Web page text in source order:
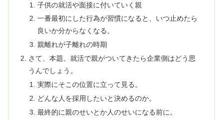
子供の就活や面接に付いていく親
一番最初にした行為が習慣になると、いつ止めたら
良いか分からなくなる。
親離れが子離れの時期
さて、本題。就活で親がついてきたら企業側はどう思
うんでしょう。
実際にそこの位置に立って見る。
どんな人を採用したいと決めるのか。
最終的に親のせいとか人のせいになる前に。